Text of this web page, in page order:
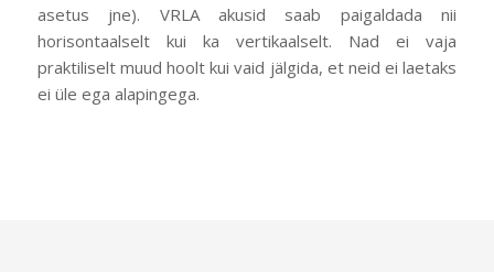
asetus jne). VRLA akusid saab paigaldada nii
horisontaalselt kui ka vertikaalselt. Nad ei vaja
praktiliselt muud hoolt kui vaid jälgida, et neid ei laetaks
ei üle ega alapingega.